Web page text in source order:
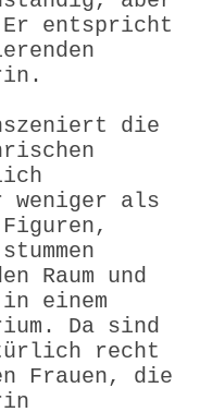
entspricht
die
weniger als
Raum und
einem
Da sind
recht
Frauen, die